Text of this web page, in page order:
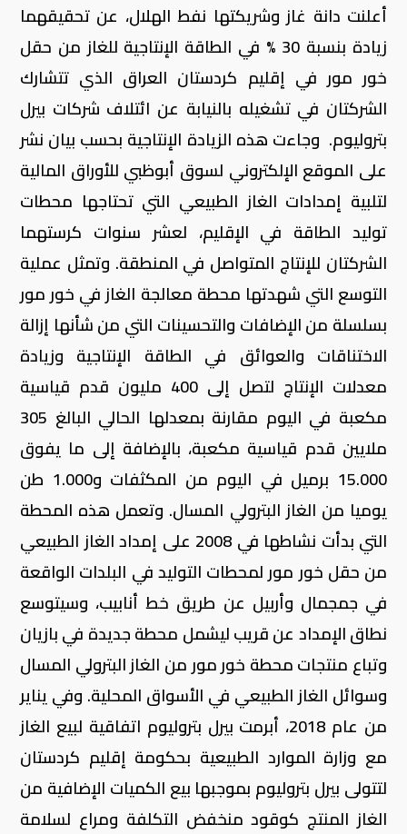
أعلنت دانة غاز وشريكتها نفط الهلال، عن تحقيقهما
زيادة بنسبة 30 % في الطاقة الإنتاجية للغاز من حقل
خور مور في إقليم كردستان العراق الذي تتشارك
الشركتان في تشغيله بالنيابة عن ائتلاف شركات بيرل
بتروليوم. وجاءت هذه الزيادة الإنتاجية بحسب بيان نشر
على الموقع الإلكتروني لسوق أبوظبي للأوراق المالية
لتلبية إمدادات الغاز الطبيعي التي تحتاجها محطات
توليد الطاقة في الإقليم، لعشر سنوات كرستهما
الشركتان للإنتاج المتواصل في المنطقة. وتمثل عملية
التوسع التي شهدتها محطة معالجة الغاز في خور مور
بسلسلة من الإضافات والتحسينات التي من شأنها إزالة
الاختناقات والعوائق في الطاقة الإنتاجية وزيادة
معدلات الإنتاج لتصل إلى 400 مليون قدم قياسية
مكعبة في اليوم مقارنة بمعدلها الحالي البالغ 305
ملايين قدم قياسية مكعبة، بالإضافة إلى ما يفوق
15.000 برميل في اليوم من المكثفات و1.000 طن
يوميا من الغاز البترولي المسال. وتعمل هذه المحطة
التي بدأت نشاطها في 2008 على إمداد الغاز الطبيعي
من حقل خور مور لمحطات التوليد في البلدات الواقعة
في جمجمال وأربيل عن طريق خط أنابيب، وسيتوسع
نطاق الإمداد عن قريب ليشمل محطة جديدة في بازيان
وتباع منتجات محطة خور مور من الغاز البترولي المسال
وسوائل الغاز الطبيعي في الأسواق المحلية. وفي يناير
من عام 2018، أبرمت بيرل بتروليوم اتفاقية لبيع الغاز
مع وزارة الموارد الطبيعية بحكومة إقليم كردستان
لتتولى بيرل بتروليوم بموجبها بيع الكميات الإضافية من
الغاز المنتج كوقود منخفض التكلفة ومراع لسلامة